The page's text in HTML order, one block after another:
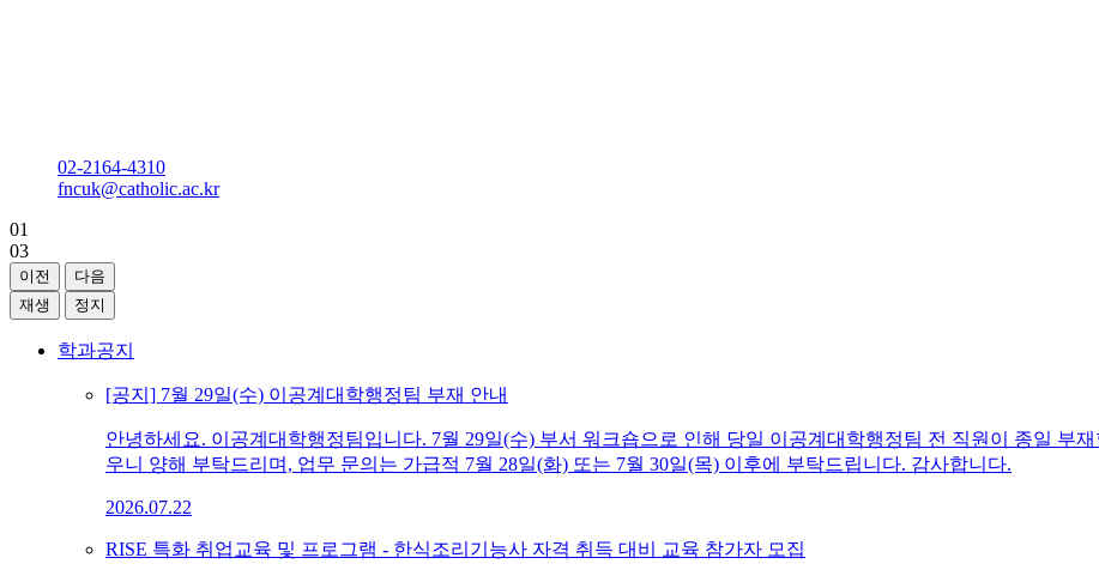
02-2164-4310
fncuk@catholic.ac.kr
01
03
이전
다음
재생
정지
학과공지
[공지] 7월 29일(수) 이공계대학행정팀 부재 안내
안녕하세요. 이공계대학행정팀입니다. 7월 29일(수) 부서 워크숍으로 인해 당일 이공계대학행정팀 전 직원이 종일 부
우니 양해 부탁드리며, 업무 문의는 가급적 7월 28일(화) 또는 7월 30일(목) 이후에 부탁드립니다. 감사합니다.
2026.07.22
RISE 특화 취업교육 및 프로그램 - 한식조리기능사 자격 취득 대비 교육 참가자 모집